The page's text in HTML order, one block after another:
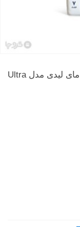
پک نوار بهداشتی بالدار خیلی نازک کتان مای لیدی مدل Ultra